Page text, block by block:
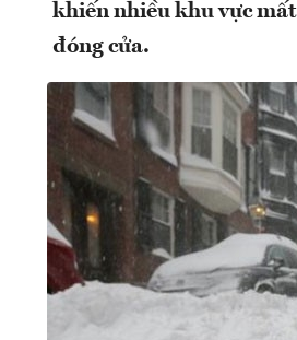
khiến nhiều khu vực
đóng cửa.